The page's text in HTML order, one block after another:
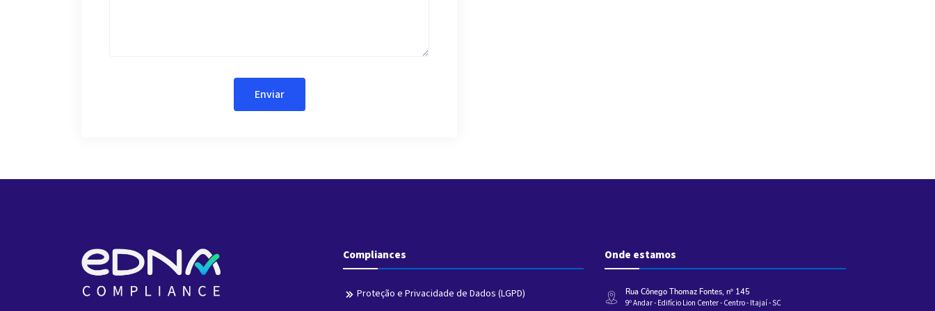
Compliances
Proteção e Privacidade de Dados (LGPD)
Onde estamos
Rua Cônego Thomaz Fontes, nº 145
9º Andar - Edifício Lion Center - Centro - Itajaí - SC